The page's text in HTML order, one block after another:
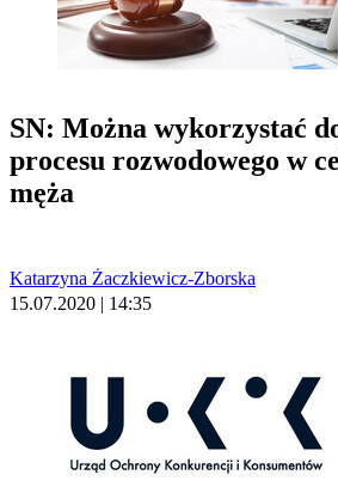
SN: Można wykorzystać
procesu rozwodowego w
męża
Katarzyna Żaczkiewicz-Zborska
15.07.2020 | 14:35